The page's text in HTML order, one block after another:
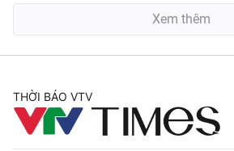
Xem thêm
THỜI BÁO VTV